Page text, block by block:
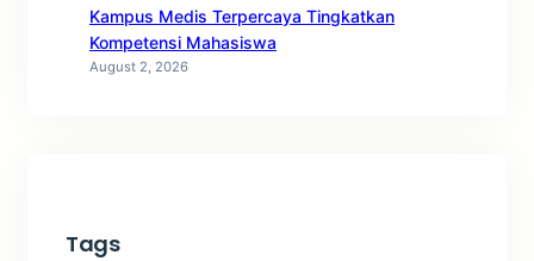
Kampus Medis Terpercaya Tingkatkan
Kompetensi Mahasiswa
August 2, 2026
Tags